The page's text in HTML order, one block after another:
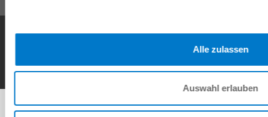
Alle zulassen
Auswahl erlauben